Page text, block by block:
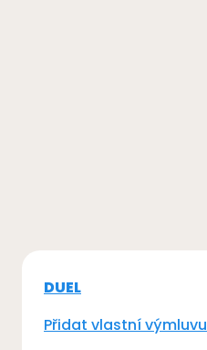
DUEL
Přidat vlastní výmluvu